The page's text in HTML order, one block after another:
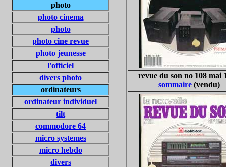
photo
photo cinema
photo
photo cine revue
photo jeunesse
l'officiel
divers photo
ordinateurs
ordinateur individuel
tilt
commodore 64
micro systemes
micro hebdo
divers
revue du son no 108 mai
sommaire (vendu)